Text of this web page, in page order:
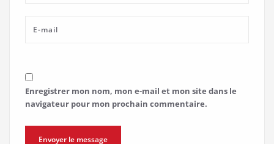
Enregistrer mon nom, mon e-mail et mon site dans le
navigateur pour mon prochain commentaire.